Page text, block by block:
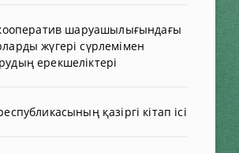
кооператив шаруашылығындағы
жүгері сүрлемімен
ерекшеліктері
қазіргі кітап ісі